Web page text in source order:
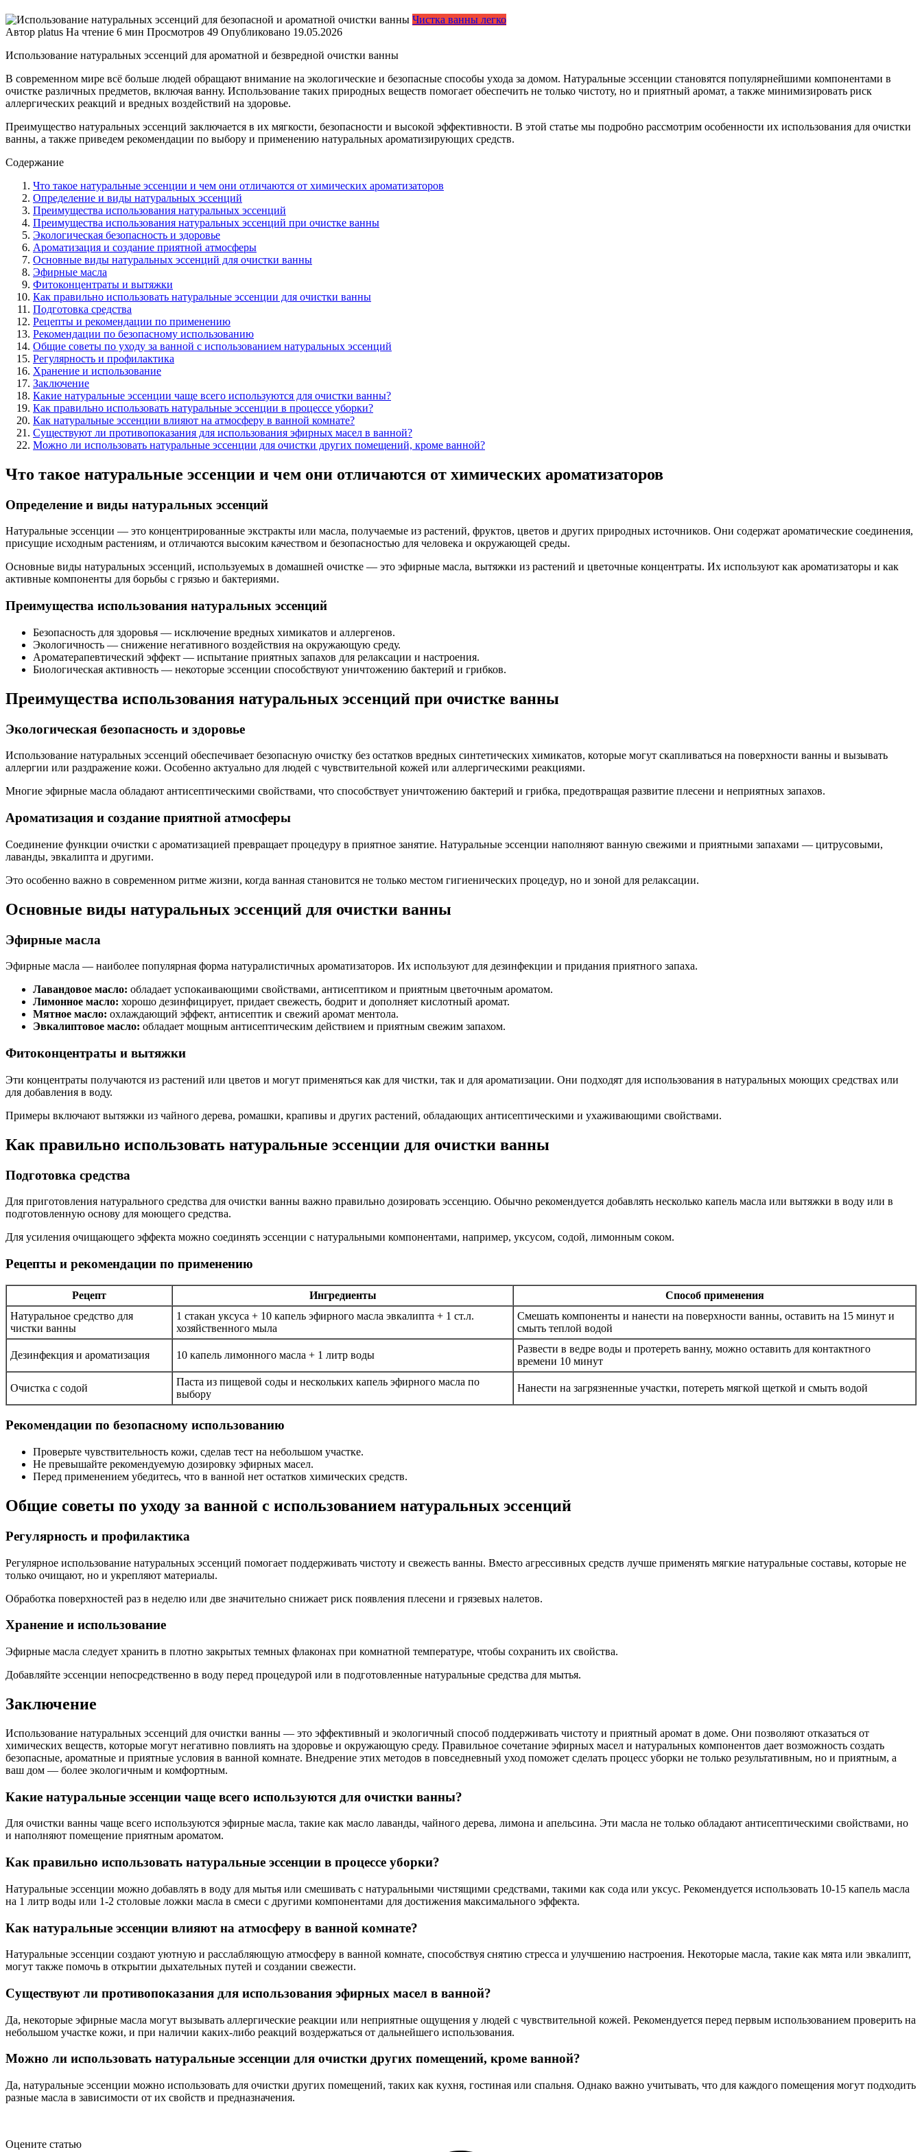
Чистка ванны легко
Автор platus На чтение 6 мин Просмотров 49 Опубликовано 19.05.2026
Использование натуральных эссенций для ароматной и безвредной очистки ванны
В современном мире всё больше людей обращают внимание на экологические и безопасные способы ухода за домом. Натуральные эссенции становятся популярнейшими компонентами в
очистке различных предметов, включая ванну. Использование таких природных веществ помогает обеспечить не только чистоту, но и приятный аромат, а также минимизировать риск
аллергических реакций и вредных воздействий на здоровье.
Преимущество натуральных эссенций заключается в их мягкости, безопасности и высокой эффективности. В этой статье мы подробно рассмотрим особенности их использования для очистки
ванны, а также приведем рекомендации по выбору и применению натуральных ароматизирующих средств.
Содержание
Что такое натуральные эссенции и чем они отличаются от химических ароматизаторов
Определение и виды натуральных эссенций
Преимущества использования натуральных эссенций
Преимущества использования натуральных эссенций при очистке ванны
Экологическая безопасность и здоровье
Ароматизация и создание приятной атмосферы
Основные виды натуральных эссенций для очистки ванны
Эфирные масла
Фитоконцентраты и вытяжки
Как правильно использовать натуральные эссенции для очистки ванны
Подготовка средства
Рецепты и рекомендации по применению
Рекомендации по безопасному использованию
Общие советы по уходу за ванной с использованием натуральных эссенций
Регулярность и профилактика
Хранение и использование
Заключение
Какие натуральные эссенции чаще всего используются для очистки ванны?
Как правильно использовать натуральные эссенции в процессе уборки?
Как натуральные эссенции влияют на атмосферу в ванной комнате?
Существуют ли противопоказания для использования эфирных масел в ванной?
Можно ли использовать натуральные эссенции для очистки других помещений, кроме ванной?
Что такое натуральные эссенции и чем они отличаются от химических ароматизаторов
Определение и виды натуральных эссенций
Натуральные эссенции — это концентрированные экстракты или масла, получаемые из растений, фруктов, цветов и других природных источников. Они содержат ароматические соединения,
присущие исходным растениям, и отличаются высоким качеством и безопасностью для человека и окружающей среды.
Основные виды натуральных эссенций, используемых в домашней очистке — это эфирные масла, вытяжки из растений и цветочные концентраты. Их используют как ароматизаторы и как
активные компоненты для борьбы с грязью и бактериями.
Преимущества использования натуральных эссенций
Безопасность для здоровья — исключение вредных химикатов и аллергенов.
Экологичность — снижение негативного воздействия на окружающую среду.
Ароматерапевтический эффект — испытание приятных запахов для релаксации и настроения.
Биологическая активность — некоторые эссенции способствуют уничтожению бактерий и грибков.
Преимущества использования натуральных эссенций при очистке ванны
Экологическая безопасность и здоровье
Использование натуральных эссенций обеспечивает безопасную очистку без остатков вредных синтетических химикатов, которые могут скапливаться на поверхности ванны и вызывать
аллергии или раздражение кожи. Особенно актуально для людей с чувствительной кожей или аллергическими реакциями.
Многие эфирные масла обладают антисептическими свойствами, что способствует уничтожению бактерий и грибка, предотвращая развитие плесени и неприятных запахов.
Ароматизация и создание приятной атмосферы
Соединение функции очистки с ароматизацией превращает процедуру в приятное занятие. Натуральные эссенции наполняют ванную свежими и приятными запахами — цитрусовыми,
лаванды, эвкалипта и другими.
Это особенно важно в современном ритме жизни, когда ванная становится не только местом гигиенических процедур, но и зоной для релаксации.
Основные виды натуральных эссенций для очистки ванны
Эфирные масла
Эфирные масла — наиболее популярная форма натуралистичных ароматизаторов. Их используют для дезинфекции и придания приятного запаха.
Лавандовое масло: обладает успокаивающими свойствами, антисептиком и приятным цветочным ароматом.
Лимонное масло: хорошо дезинфицирует, придает свежесть, бодрит и дополняет кислотный аромат.
Мятное масло: охлаждающий эффект, антисептик и свежий аромат ментола.
Эвкалиптовое масло: обладает мощным антисептическим действием и приятным свежим запахом.
Фитоконцентраты и вытяжки
Эти концентраты получаются из растений или цветов и могут применяться как для чистки, так и для ароматизации. Они подходят для использования в натуральных моющих средствах или
для добавления в воду.
Примеры включают вытяжки из чайного дерева, ромашки, крапивы и других растений, обладающих антисептическими и ухаживающими свойствами.
Как правильно использовать натуральные эссенции для очистки ванны
Подготовка средства
Для приготовления натурального средства для очистки ванны важно правильно дозировать эссенцию. Обычно рекомендуется добавлять несколько капель масла или вытяжки в воду или в
подготовленную основу для моющего средства.
Для усиления очищающего эффекта можно соединять эссенции с натуральными компонентами, например, уксусом, содой, лимонным соком.
Рецепты и рекомендации по применению
Рецепт Ингредиенты
Способ применения
Натуральное средство для
чистки ванны
1 стакан уксуса + 10 капель эфирного масла эвкалипта + 1 ст.л.
хозяйственного мыла
Смешать компоненты и нанести на поверхности ванны, оставить на 15 минут и
смыть теплой водой
Дезинфекция и ароматизация 10 капель лимонного масла + 1 литр воды
Развести в ведре воды и протереть ванну, можно оставить для контактного
времени 10 минут
Очистка с содой
Паста из пищевой соды и нескольких капель эфирного масла по
выбору
Нанести на загрязненные участки, потереть мягкой щеткой и смыть водой
Рекомендации по безопасному использованию
Проверьте чувствительность кожи, сделав тест на небольшом участке.
Не превышайте рекомендуемую дозировку эфирных масел.
Перед применением убедитесь, что в ванной нет остатков химических средств.
Общие советы по уходу за ванной с использованием натуральных эссенций
Регулярность и профилактика
Регулярное использование натуральных эссенций помогает поддерживать чистоту и свежесть ванны. Вместо агрессивных средств лучше применять мягкие натуральные составы, которые не
только очищают, но и укрепляют материалы.
Обработка поверхностей раз в неделю или две значительно снижает риск появления плесени и грязевых налетов.
Хранение и использование
Эфирные масла следует хранить в плотно закрытых темных флаконах при комнатной температуре, чтобы сохранить их свойства.
Добавляйте эссенции непосредственно в воду перед процедурой или в подготовленные натуральные средства для мытья.
Заключение
Использование натуральных эссенций для очистки ванны — это эффективный и экологичный способ поддерживать чистоту и приятный аромат в доме. Они позволяют отказаться от
химических веществ, которые могут негативно повлиять на здоровье и окружающую среду. Правильное сочетание эфирных масел и натуральных компонентов дает возможность создать
безопасные, ароматные и приятные условия в ванной комнате. Внедрение этих методов в повседневный уход поможет сделать процесс уборки не только результативным, но и приятным, а
ваш дом — более экологичным и комфортным.
Какие натуральные эссенции чаще всего используются для очистки ванны?
Для очистки ванны чаще всего используются эфирные масла, такие как масло лаванды, чайного дерева, лимона и апельсина. Эти масла не только обладают антисептическими свойствами, но
и наполняют помещение приятным ароматом.
Как правильно использовать натуральные эссенции в процессе уборки?
Натуральные эссенции можно добавлять в воду для мытья или смешивать с натуральными чистящими средствами, такими как сода или уксус. Рекомендуется использовать 10-15 капель масла
на 1 литр воды или 1-2 столовые ложки масла в смеси с другими компонентами для достижения максимального эффекта.
Как натуральные эссенции влияют на атмосферу в ванной комнате?
Натуральные эссенции создают уютную и расслабляющую атмосферу в ванной комнате, способствуя снятию стресса и улучшению настроения. Некоторые масла, такие как мята или эвкалипт,
могут также помочь в открытии дыхательных путей и создании свежести.
Существуют ли противопоказания для использования эфирных масел в ванной?
Да, некоторые эфирные масла могут вызывать аллергические реакции или неприятные ощущения у людей с чувствительной кожей. Рекомендуется перед первым использованием проверить на
небольшом участке кожи, и при наличии каких-либо реакций воздержаться от дальнейшего использования.
Можно ли использовать натуральные эссенции для очистки других помещений, кроме ванной?
Да, натуральные эссенции можно использовать для очистки других помещений, таких как кухня, гостиная или спальня. Однако важно учитывать, что для каждого помещения могут подходить
разные масла в зависимости от их свойств и предназначения.
Оцените статью